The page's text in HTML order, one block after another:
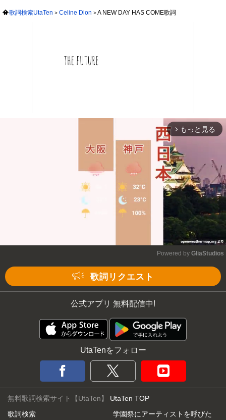
歌詞検索UtaTen Celine Dion A NEW DAY HAS COME歌詞
arrow_forward_ios もっと見る
Powered by GliaStudios
歌詞リクエスト
公式アプリ 無料配信中!
UtaTenをフォロー
無料歌詞検索サイト【UtaTen】 UtaTen TOP
歌詞検索
学園祭にアーティストを呼びた